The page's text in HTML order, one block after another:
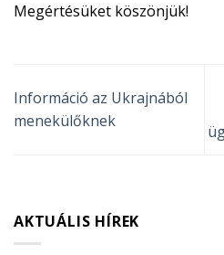
Megértésüket köszönjük!
Információ az Ukrajnából
menekülőknek
AKTUÁLIS HÍREK